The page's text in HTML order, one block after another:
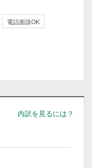
電話面談OK
内訳を見るには？